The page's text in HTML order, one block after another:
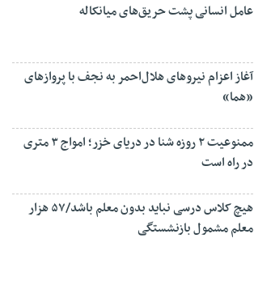
عامل انسانی پشت حریق‌های میانکاله
آغاز اعزام نیروهای هلال‌احمر به نجف با پروازهای
«هما»
ممنوعیت ۲ روزه شنا در دریای خزر؛ امواج ۳ متری
در راه است
هیچ کلاس درسی نباید بدون معلم باشد/۵۷ هزار
معلم مشمول بازنشستگی